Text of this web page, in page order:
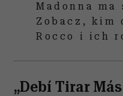
Madonna
Zobacz, kim
Rocco i ich
„Debí Tirar